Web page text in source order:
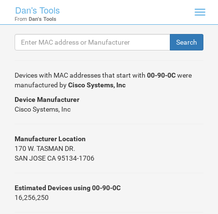
Dan's Tools
From Dan's Tools
Devices with MAC addresses that start with 00-90-0Cwere
manufactured byCisco Systems, Inc
Device Manufacturer
Cisco Systems, Inc
Manufacturer Location
170 W. TASMAN DR.
SAN JOSE CA 95134-1706
Estimated Devices using 00-90-0C
16,256,250